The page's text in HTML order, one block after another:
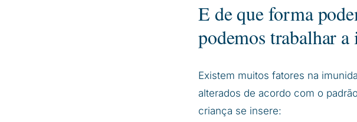
E de que forma
podemos trabalhar a
Existem muitos fatores na
alterados de acordo com o
criança se insere: